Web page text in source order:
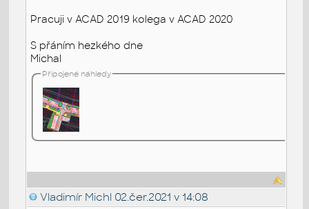
Pracuji v ACAD 2019 kolega v ACAD 2020
S přáním hezkého dne
Michal
Připojené náhledy
Vladimír Michl 02.čer.2021 v 14:08